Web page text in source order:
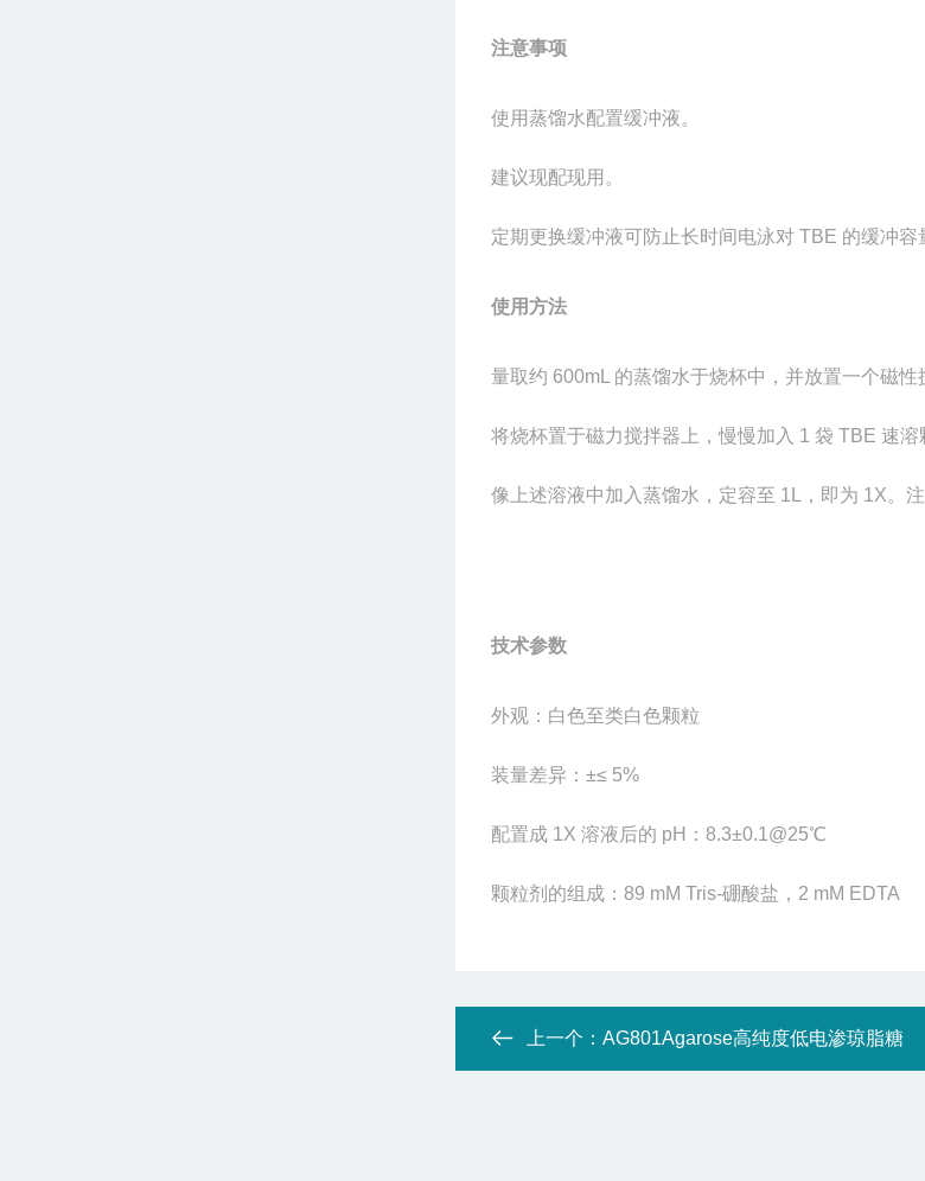
注意事项
使用蒸馏水配置缓冲液。
建议现配现用。
定期更换缓冲液可防止长时间电泳对 TBE 的缓冲容
使用方法
量取约 600mL 的蒸馏水于烧杯中，并放置一个磁性
将烧杯置于磁力搅拌器上，慢慢加入 1 袋 TBE 速
像上述溶液中加入蒸馏水，定容至 1L，即为 1X。
技术参数
外观：白色至类白色颗粒
装量差异：±≤ 5%
配置成 1X 溶液后的 pH：8.3±0.1@25℃
颗粒剂的组成：89 mM Tris-硼酸盐，2 mM EDTA
上一个： AG801Agarose高纯度低电渗琼脂糖